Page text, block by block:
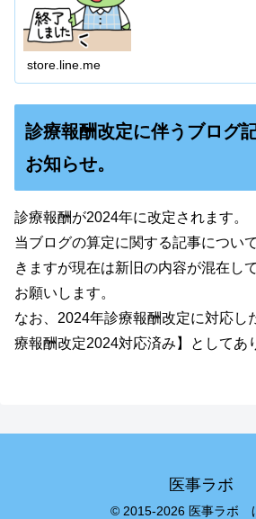
store.line.me
診療報酬改定に伴うブログ
お知らせ。
診療報酬が2024年に改定されます。
当ブログの算定に関する記事につい
きますが現在は新旧の内容が混在し
お願いします。
なお、2024年診療報酬改定に対応し
療報酬改定2024対応済み】としてあ
医事ラボ
© 2015-2026 医事ラボ